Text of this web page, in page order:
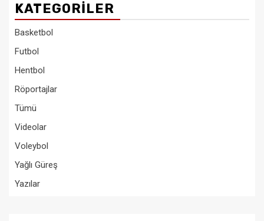
KATEGORILER
Basketbol
Futbol
Hentbol
Röportajlar
Tümü
Videolar
Voleybol
Yağlı Güreş
Yazılar